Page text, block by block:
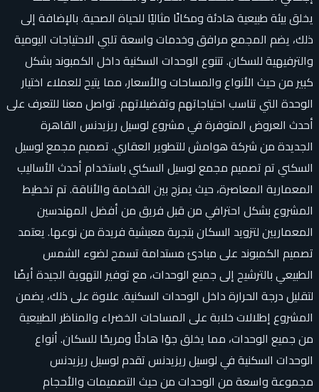
يخلق بيئة طبيعية هادئة ومكانًا مثاليًا للحياة الصحية. بالإضافة إلى
ذلك، يضم المجمع مرافق وخدمات واسعة تلبي الاحتياجات اليومية
والترفيهية للسكان. تتنوع الوحدات السكنية داخل الكمبوند بشكل
كبير من حيث الأنواع والمساحات والأسعار، مما يتيح للعملاء اختيار
الوحدة التي تناسب احتياجاتهم وتفضيلاتهم. تواصل معنا للتعرف على
أحدث العروض المتوفرة في مشروع لوسيل ريزيدنس القاهرة
الجديدة من شركة هوامش للتطوير العقاري. تصميم مجمع لوسيل
السكني تم تصميم مجمع لوسيل السكني باستخدام أحدث الأساليب
المعمارية المعاصرة، حيث يمزج بين الفخامة والأناقة. تم تخطيط
المشروع بشكل احترافي من قبل فريق من أفضل المهندسين
المعماريين لتزويد السكان بتجربة معيشية فريدة من نوعها. يعتمد
تصميم الكمبوند على مبادئ مستدامة تسمح لضوء الشمس
الطبيعي بالترشيح إلى جميع الوحدات، مع توفير التهوية الجيدة أيضًا
لتقليل درجة الحرارة داخل الوحدات السكنية. علاوة على ذلك، يضمن
المشروع إطلالات خلابة على المساحات الخضراء والمناظر الطبيعية
من جميع الوحدات، مما يخلق جوًا هادئًا ومريحًا للسكان. أنواع
الوحدات السكنية في لوسيل ريزيدنس تقدم لوسيل ريزيدنس
مجموعة واسعة من الوحدات من حيث التصميمات والأحجام